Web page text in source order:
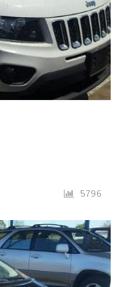
5796